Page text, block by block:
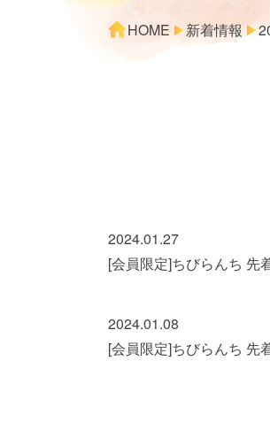
HOME 新着情報
2024.01.27
[会員限定]ちびらんち 先
2024.01.08
[会員限定]ちびらんち 先